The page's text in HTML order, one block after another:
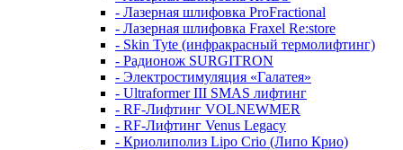
- Лазерная шлифовка ProFractional
- Лазерная шлифовка Fraxel Re:store
- Skin Tyte (инфракрасный термолифтинг)
- Радионож SURGITRON
- Электростимуляция «Галатея»
- Ultraformer III SMAS лифтинг
- RF-Лифтинг VOLNEWMER
- RF-Лифтинг Venus Legacy
- Криолиполиз Lipo Crio (Липо Крио)